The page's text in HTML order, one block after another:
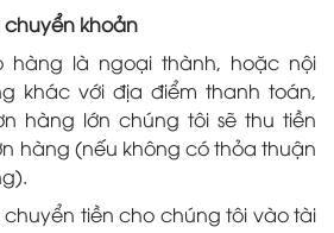
khoản
hàng là ngoại thành, hoặc nội
khác với địa điểm thanh toán,
hàng lớn chúng tôi sẽ thu tiền
hàng (nếu không có thỏa thuận
tiền cho chúng tôi vào tài